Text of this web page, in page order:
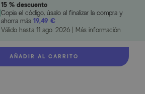
15 % descuento
Copia el código, úsalo al finalizar la compra y
ahorra más 19,49 €
Válido hasta 11 ago. 2026| Más información
AÑADIR AL CARRITO